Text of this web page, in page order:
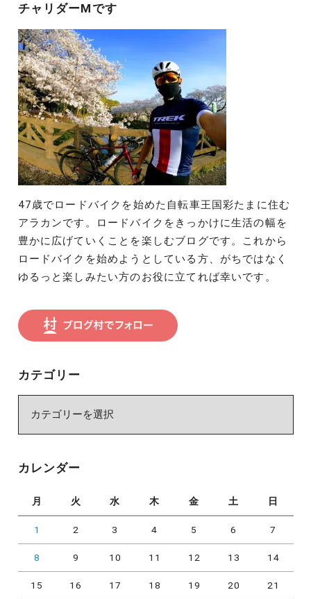
チャリダーMです
47歳でロードバイクを始めた自転車王国彩たまに住む
アラカンです。ロードバイクをきっかけに生活の幅を
豊かに広げていくことを楽しむブログです。これから
ロードバイクを始めようとしている方、がちではなく
ゆるっと楽しみたい方のお役に立てれば幸いです。
カテゴリー
ー
カレンダー
月 火 水 木 金 土 日
1 2 3 4 5 6 7
8 9 10 11 12 13 14
15 16 17 18 19 20 21